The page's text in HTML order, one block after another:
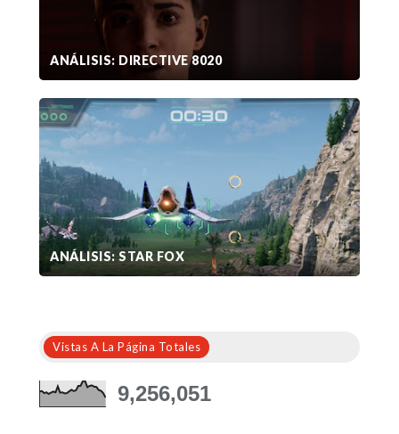
ANÁLISIS: DIRECTIVE 8020
ANÁLISIS: STAR FOX
Vistas A La Página Totales
9,256,051